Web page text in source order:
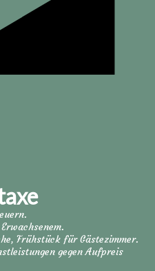
Frühstück für Gästezimmer.
gegen Aufpreis